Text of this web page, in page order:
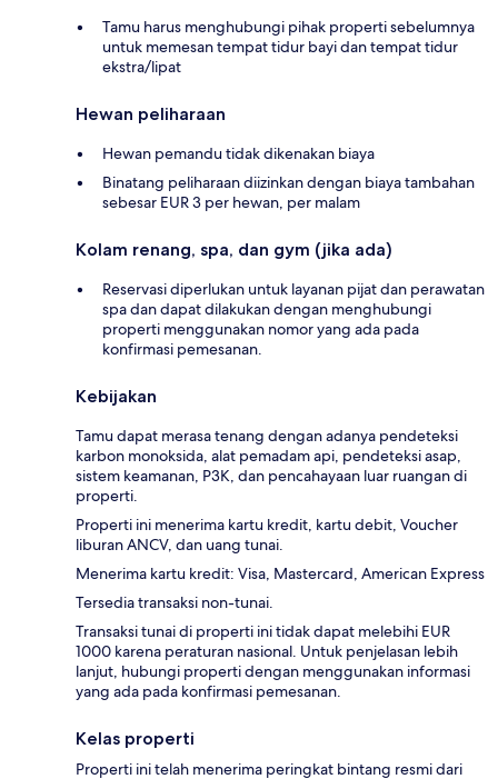
Tamu harus menghubungi pihak properti sebelumnya
untuk memesan tempat tidur bayi dan tempat tidur
ekstra/lipat
Hewan peliharaan
Hewan pemandu tidak dikenakan biaya
Binatang peliharaan diizinkan dengan biaya tambahan
sebesar EUR 3 per hewan, per malam
Kolam renang, spa, dan gym (jika ada)
Reservasi diperlukan untuk layanan pijat dan perawatan
spa dan dapat dilakukan dengan menghubungi
properti menggunakan nomor yang ada pada
konfirmasi pemesanan.
Kebijakan
Tamu dapat merasa tenang dengan adanya pendeteksi
karbon monoksida, alat pemadam api, pendeteksi asap,
sistem keamanan, P3K, dan pencahayaan luar ruangan di
properti.
Properti ini menerima kartu kredit, kartu debit, Voucher
liburan ANCV, dan uang tunai.
Menerima kartu kredit: Visa, Mastercard, American Express
Tersedia transaksi non-tunai.
Transaksi tunai di properti ini tidak dapat melebihi EUR
1000 karena peraturan nasional. Untuk penjelasan lebih
lanjut, hubungi properti dengan menggunakan informasi
yang ada pada konfirmasi pemesanan.
Kelas properti
Properti ini telah menerima peringkat bintang resmi dari